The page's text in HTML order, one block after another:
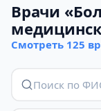
Врачи
Смотреть 125